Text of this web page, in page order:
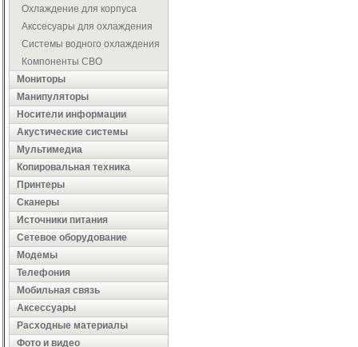
Охлаждение для корпуса
Акссесуары для охлаждения
Системы водного охлаждения
Компоненты СВО
Мониторы
Манипуляторы
Носители информации
Акустические системы
Мультимедиа
Копировальная техника
Принтеры
Сканеры
Источники питания
Сетевое оборудование
Модемы
Телефония
Мобильная связь
Аксессуары
Расходные материалы
Фото и видео